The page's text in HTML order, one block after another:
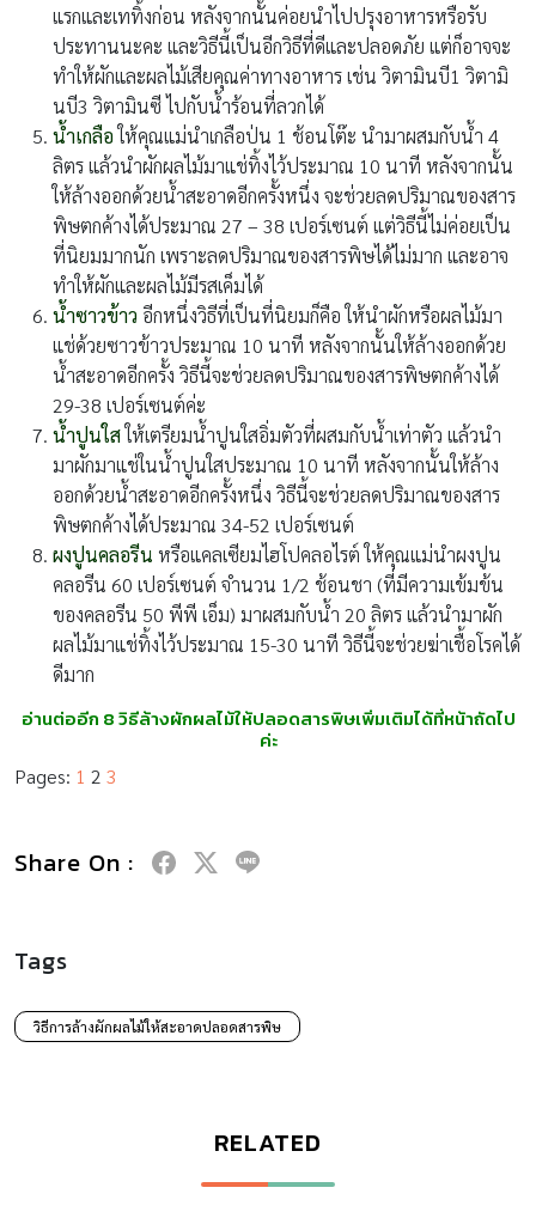
แรกและเททิ้งก่อน หลังจากนั้นค่อยนำไปปรุงอาหารหรือรับ
ประทานนะคะ และวิธีนี้เป็นอีกวิธีที่ดีและปลอดภัย แต่ก็อาจจะ
ทำให้ผักและผลไม้เสียคุณค่าทางอาหาร เช่น วิตามินบี1 วิตามิ
นบี3 วิตามินซี ไปกับน้ำร้อนที่ลวกได้
น้ำเกลือให้คุณแม่นำเกลือป่น 1 ช้อนโต๊ะ นำมาผสมกับน้ำ 4
ลิตร แล้วนำผักผลไม้มาแช่ทิ้งไว้ประมาณ 10 นาที หลังจากนั้น
ให้ล้างออกด้วยน้ำสะอาดอีกครั้งหนึ่ง จะช่วยลดปริมาณของสาร
พิษตกค้างได้ประมาณ 27 – 38 เปอร์เซนต์ แต่วิธีนี้ไม่ค่อยเป็น
ที่นิยมมากนัก เพราะลดปริมาณของสารพิษได้ไม่มาก และอาจ
ทำให้ผักและผลไม้มีรสเค็มได้
น้ำซาวข้าว อีกหนึ่งวิธีที่เป็นที่นิยมก็คือ ให้นำผักหรือผลไม้มา
แช่ด้วยซาวข้าวประมาณ 10 นาที หลังจากนั้นให้ล้างออกด้วย
น้ำสะอาดอีกครั้ง วิธีนี้จะช่วยลดปริมาณของสารพิษตกค้างได้
29-38 เปอร์เซนต์ค่ะ
น้ำปูนใสให้เตรียมน้ำปูนใสอิ่มตัวที่ผสมกับน้ำเท่าตัว แล้วนำ
มาผักมาแช่ในน้ำปูนใสประมาณ 10 นาที หลังจากนั้นให้ล้าง
ออกด้วยน้ำสะอาดอีกครั้งหนึ่ง วิธีนี้จะช่วยลดปริมาณของสาร
พิษตกค้างได้ประมาณ 34-52 เปอร์เซนต์
ผงปูนคลอรีน หรือแคลเซียมไฮโปคลอไรต์ ให้คุณแม่นำผงปูน
คลอรีน 60 เปอร์เซนต์ จำนวน 1/2 ช้อนชา (ที่มีความเข้มข้น
ของคลอรีน 50 พีพี เอ็ม) มาผสมกับน้ำ 20 ลิตร แล้วนำมาผัก
ผลไม้มาแช่ทิ้งไว้ประมาณ 15-30 นาที วิธีนี้จะช่วยฆ่าเชื้อโรคได้
ดีมาก
อ่านต่ออีก 8 วิธีล้างผักผลไม้ให้ปลอดสารพิษเพิ่มเติมได้ที่หน้าถัดไป
ค่ะ
Pages: 1 2 3
Share On :
Tags
วิธีการล้างผักผลไม้ให้สะอาดปลอดสารพิษ
RELATED